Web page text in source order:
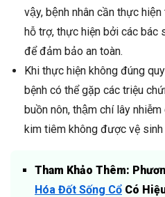
vậy, bệnh nhân cần thực
hỗ trợ, thực hiện bởi các bác
để đảm bảo an toàn.
Khi thực hiện không đúng
bệnh có thể gặp các triệu
buồn nôn, thậm chí lây
kim tiêm không được vệ sinh
Tham Khảo Thêm:
Hóa Đốt Sống Cổ Có